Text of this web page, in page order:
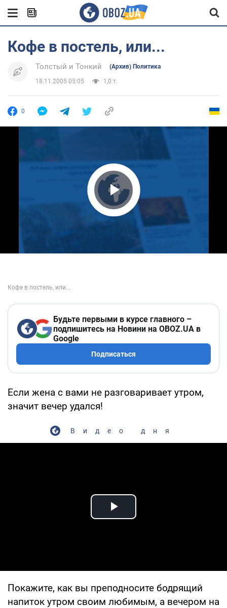
Кофе в постель, или...
Толстый и Тонкий (Архив) Политика
18.11.2005 05:05 1,0 т.
0
Play Video
Будьте первыми в курсе главного –
подпишитесь на Новини на OBOZ.UA в
Google
Подписаться
Если жена с вами не разговаривает утром,
значит вечер удался!
Видео дня
Play Video
Покажите, как вы преподносите бодрящий
напиток утром своим любимым, а вечером на